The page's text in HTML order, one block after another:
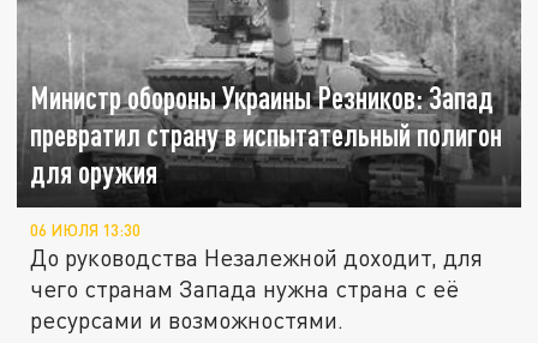
Министр обороны Украины Резников: Запад
превратил страну в испытательный полигон
для оружия
06 ИЮЛЯ 13:30
До руководства Незалежной доходит, для
чего странам Запада нужна страна с её
ресурсами и возможностями.